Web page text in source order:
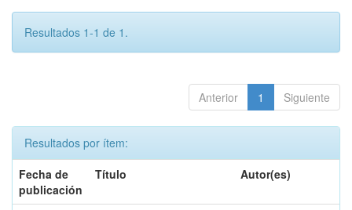
Resultados 1-1 de 1.
Anterior 1 Siguiente
Resultados por ítem:
Fecha de
publicación
Título Autor(es)